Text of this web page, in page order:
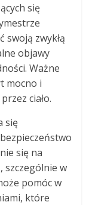
się
zwykłą
objawy
Ważne
mocno i
ciało.
się
się na
szczególnie w
pomóc w
które